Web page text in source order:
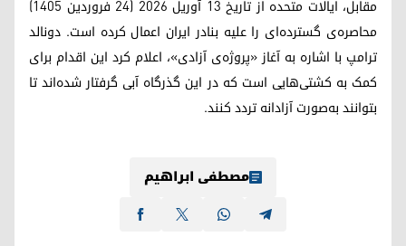
مقابل، ایالات متحده از تاریخ ۱۳ آوریل ۲۰۲۶ (۲۴ فروردین ۱۴۰۵)
محاصره‌ی گسترده‌ای را علیه بنادر ایران اعمال کرده است. دونالد
ترامپ با اشاره به آغاز «پروژه‌ی آزادی»، اعلام کرد این اقدام برای
کمک به کشتی‌هایی است که در این گذرگاه آبی گرفتار شده‌اند تا
بتوانند به‌صورت آزادانه تردد کنند.
مصطفی ابراهیم